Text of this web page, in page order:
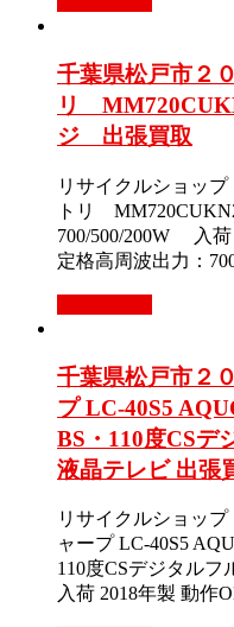
千葉県松戸市２
リ
ジ 出張買取
リサイクルショッ
トリ
700/500/200W 入荷
定格高周波出力：
千葉県松戸市２
プ LC-40S5
BS・110度CSデ
液晶テレビ 出張
リサイクルショッ
ャープ LC-40S5
110度CSデジタル
入荷 2018年製 動